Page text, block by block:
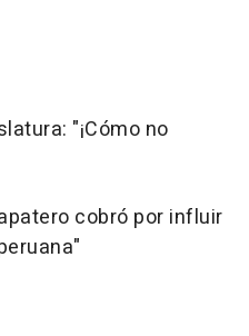
"¡Cómo no
cobró por influir